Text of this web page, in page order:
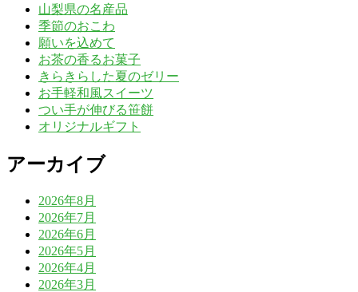
山梨県の名産品
季節のおこわ
願いを込めて
お茶の香るお菓子
きらきらした夏のゼリー
お手軽和風スイーツ
つい手が伸びる笹餅
オリジナルギフト
アーカイブ
2026年8月
2026年7月
2026年6月
2026年5月
2026年4月
2026年3月